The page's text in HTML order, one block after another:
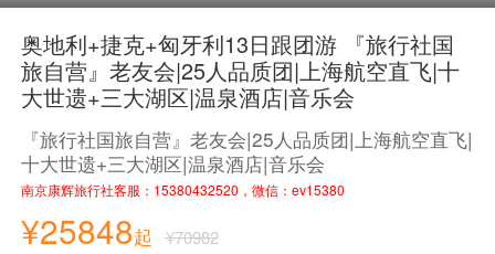
奥地利+捷克+匈牙利13日跟团游 『旅行社国
旅自营』老友会|25人品质团|上海航空直飞|十
大世遗+三大湖区|温泉酒店|音乐会
『旅行社国旅自营』老友会|25人品质团|上海航空直飞|
十大世遗+三大湖区|温泉酒店|音乐会
南京康辉旅行社客服：15380432520，微信：ev15380
¥25848起 ¥70982